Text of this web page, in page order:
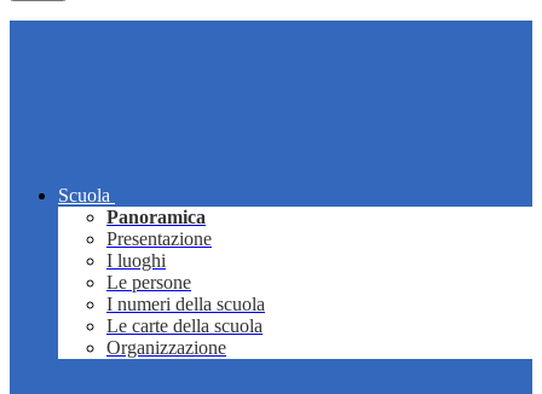
Scuola
Panoramica
Presentazione
I luoghi
Le persone
I numeri della scuola
Le carte della scuola
Organizzazione